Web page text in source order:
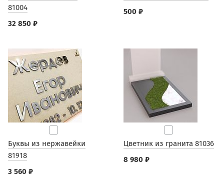
81004
32 850 ₽
500 ₽
Буквы из нержавейки
81918
3 560 ₽
Цветник из гранита 81036
8 980 ₽